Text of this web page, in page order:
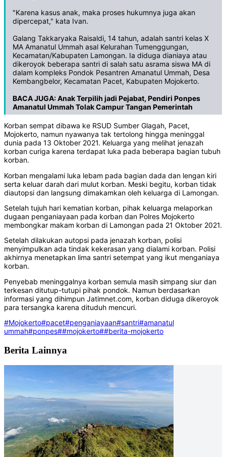
"Karena kasus anak, maka proses hukumnya juga akan
dipercepat," kata Ivan.
Galang Takkaryaka Raisaldi, 14 tahun, adalah santri kelas X
MA Amanatul Ummah asal Kelurahan Tumenggungan,
Kecamatan/Kabupaten Lamongan. Ia diduga dianiaya atau
dikeroyok beberapa santri di salah satu asrama siswa MA di
dalam kompleks Pondok Pesantren Amanatul Ummah, Desa
Kembangbelor, Kecamatan Pacet, Kabupaten Mojokerto.
BACA JUGA:Anak Terpilih jadi Pejabat, Pendiri Ponpes
Amanatul Ummah Tolak Campur Tangan Pemerintah
Korban sempat dibawa ke RSUD Sumber Glagah, Pacet,
Mojokerto, namun nyawanya tak tertolong hingga meninggal
dunia pada 13 Oktober 2021. Keluarga yang melihat jenazah
korban curiga karena terdapat luka pada beberapa bagian tubuh
korban.
Korban mengalami luka lebam pada bagian dada dan lengan kiri
serta keluar darah dari mulut korban. Meski begitu, korban tidak
diautopsi dan langsung dimakamkan oleh keluarga di Lamongan.
Setelah tujuh hari kematian korban, pihak keluarga melaporkan
dugaan penganiayaan pada korban dan Polres Mojokerto
membongkar makam korban di Lamongan pada 21 Oktober 2021.
Setelah dilakukan autopsi pada jenazah korban, polisi
menyimpulkan ada tindak kekerasan yang dialami korban. Polisi
akhirnya menetapkan lima santri setempat yang ikut menganiaya
korban.
Penyebab meninggalnya korban semula masih simpang siur dan
terkesan ditutup-tutupi pihak pondok. Namun berdasarkan
informasi yang dihimpun Jatimnet.com, korban diduga dikeroyok
para tersangka karena dituduh mencuri.
#Mojokerto#pacet#penganiayaan#santri#amanatul
ummah#ponpes##mojokerto##berita-mojokerto
Berita Lainnya